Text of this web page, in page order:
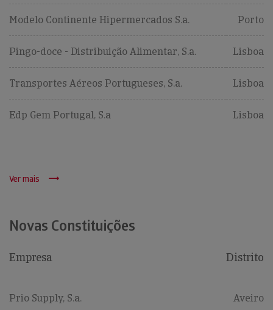
Modelo Continente Hipermercados S.a. Porto
Pingo-doce - Distribuição Alimentar, S.a. Lisboa
Transportes Aéreos Portugueses, S.a. Lisboa
Edp Gem Portugal, S.a Lisboa
Ver mais
Novas Constituições
Empresa Distrito
Prio Supply, S.a. Aveiro